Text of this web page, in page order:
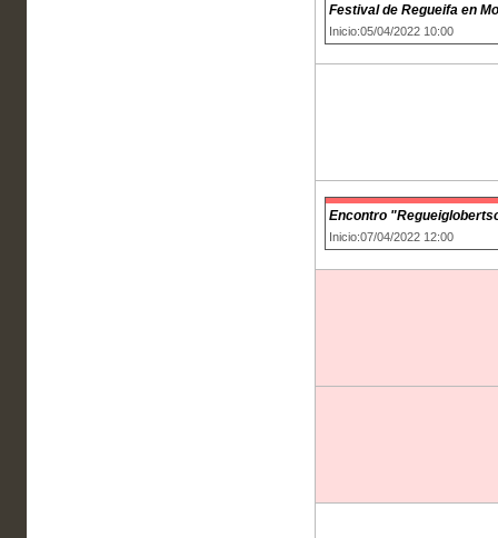
Festival de Regueifa en
Inicio:05/04/2022 10:00
Encontro
Inicio:07/04/2022 12:00